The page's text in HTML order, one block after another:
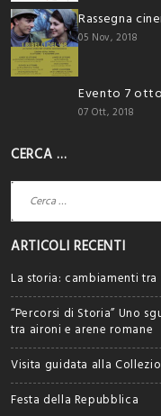
Rassegna
05 Nov, 2018
Evento 7
07 Ott, 2018
CERCA …
Ricerca
per:
ARTICOLI RECENTI
La storia: cambiamenti
“Percorsi di Storia” Uno
tra aironi e arene romane
Visita guidata alla
Festa della Repubblica